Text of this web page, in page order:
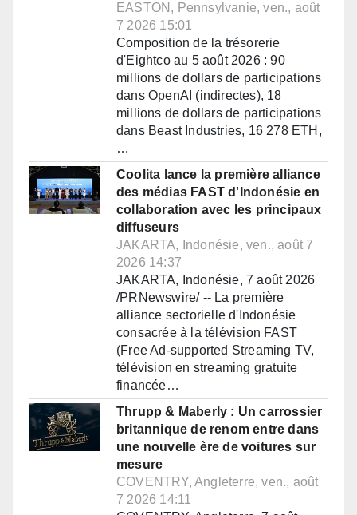
EASTON, Pennsylvanie, ven., août
7 2026 15:01
Composition de la trésorerie
d'Eightco au 5 août 2026 : 90
millions de dollars de participations
dans OpenAI (indirectes), 18
millions de dollars de participations
dans Beast Industries, 16 278 ETH,
…
Coolita lance la première alliance
des médias FAST d'Indonésie en
collaboration avec les principaux
diffuseurs
JAKARTA, Indonésie, ven., août 7
2026 14:37
JAKARTA, Indonésie, 7 août 2026
/PRNewswire/ -- La première
alliance sectorielle d'Indonésie
consacrée à la télévision FAST
(Free Ad-supported Streaming TV,
télévision en streaming gratuite
financée…
Thrupp & Maberly : Un carrossier
britannique de renom entre dans
une nouvelle ère de voitures sur
mesure
COVENTRY, Angleterre, ven., août
7 2026 14:11